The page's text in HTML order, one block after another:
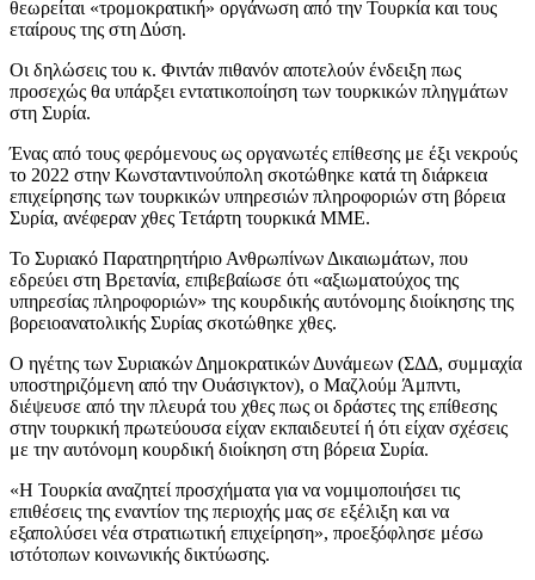
θεωρείται «τρομοκρατική» οργάνωση από την Τουρκία και τους
εταίρους της στη Δύση.
Οι δηλώσεις του κ. Φιντάν πιθανόν αποτελούν ένδειξη πως
προσεχώς θα υπάρξει εντατικοποίηση των τουρκικών πληγμάτων
στη Συρία.
Ένας από τους φερόμενους ως οργανωτές επίθεσης με έξι νεκρούς
το 2022 στην Κωνσταντινούπολη σκοτώθηκε κατά τη διάρκεια
επιχείρησης των τουρκικών υπηρεσιών πληροφοριών στη βόρεια
Συρία, ανέφεραν χθες Τετάρτη τουρκικά ΜΜΕ.
Το Συριακό Παρατηρητήριο Ανθρωπίνων Δικαιωμάτων, που
εδρεύει στη Βρετανία, επιβεβαίωσε ότι «αξιωματούχος της
υπηρεσίας πληροφοριών» της κουρδικής αυτόνομης διοίκησης της
βορειοανατολικής Συρίας σκοτώθηκε χθες.
Ο ηγέτης των Συριακών Δημοκρατικών Δυνάμεων (ΣΔΔ, συμμαχία
υποστηριζόμενη από την Ουάσιγκτον), ο Μαζλούμ Άμπντι,
διέψευσε από την πλευρά του χθες πως οι δράστες της επίθεσης
στην τουρκική πρωτεύουσα είχαν εκπαιδευτεί ή ότι είχαν σχέσεις
με την αυτόνομη κουρδική διοίκηση στη βόρεια Συρία.
«Η Τουρκία αναζητεί προσχήματα για να νομιμοποιήσει τις
επιθέσεις της εναντίον της περιοχής μας σε εξέλιξη και να
εξαπολύσει νέα στρατιωτική επιχείρηση», προεξόφλησε μέσω
ιστότοπων κοινωνικής δικτύωσης.